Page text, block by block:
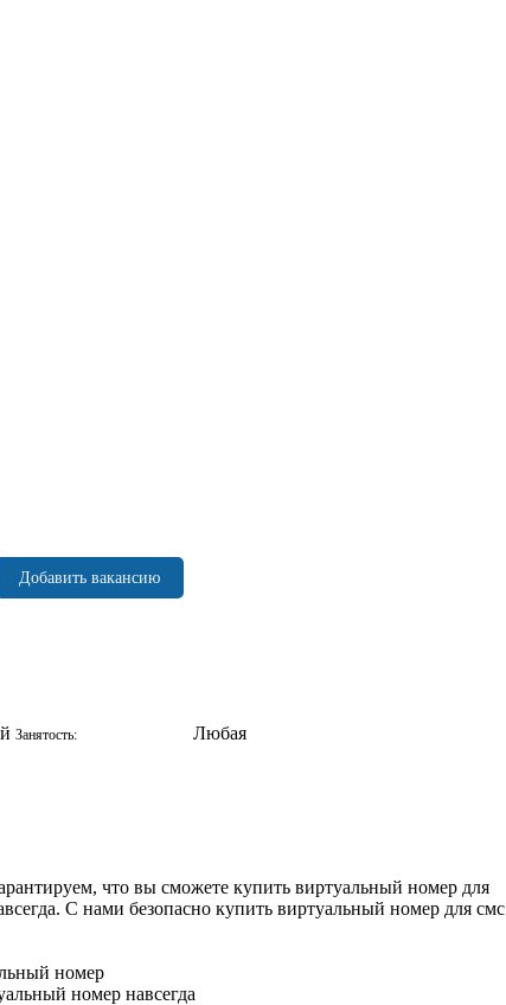
Добавить вакансию
Занятость: Любая
что вы сможете купить виртуальный номер для
С нами безопасно купить виртуальный номер для смс
номер
номер навсегда